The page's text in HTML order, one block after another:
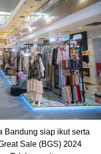
Bandung siap ikut serta
Sale (BGS) 2024